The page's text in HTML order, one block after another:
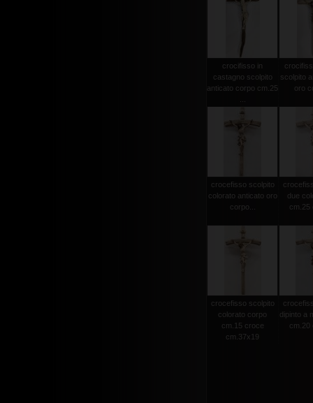
crocifisso in
castagno scolpito
anticato corpo cm.25
scolpito
oro
crocefisso scolpito
colorato anticato oro
corpo...
due
cm.25
crocefisso scolpito
colorato corpo
cm.15 croce
cm.37x19
dipinto a
cm.20